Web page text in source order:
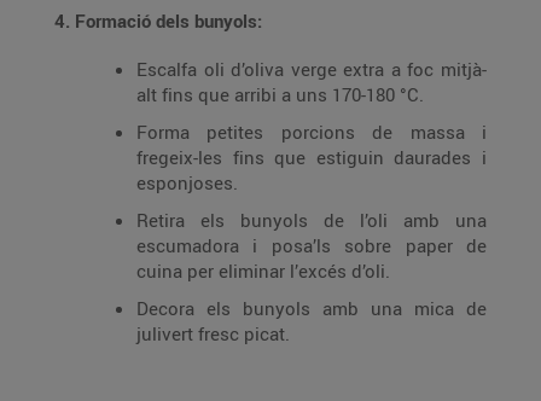
4. Formació dels bunyols:
Escalfa oli d’oliva verge extra a foc mitjà-
alt fins que arribi a uns 170-180 °C.
Forma petites porcions de massa i
fregeix-les fins que estiguin daurades i
esponjoses.
Retira els bunyols de l’oli amb una
escumadora i posa’ls sobre paper de
cuina per eliminar l’excés d’oli.
Decora els bunyols amb una mica de
julivert fresc picat.